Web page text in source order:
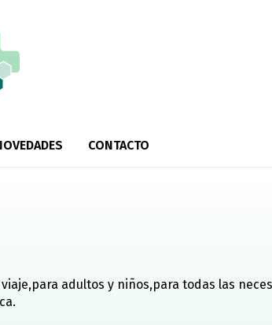
CONTACTO
adultos y niños,para todas las